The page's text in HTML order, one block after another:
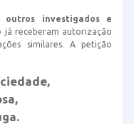
outros investigados e
já receberam autorização
similares. A petição
,
,
.